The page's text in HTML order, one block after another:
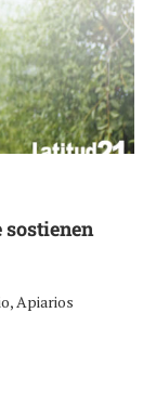
sostienen
Apiarios